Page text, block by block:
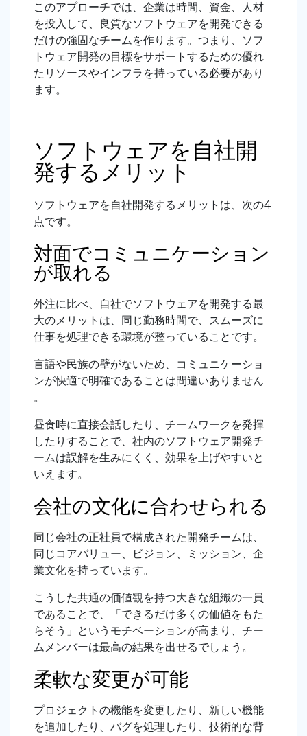
このアプローチでは、企業は時間、資金、人材
を投入して、良質なソフトウェアを開発できる
だけの強固なチームを作ります。つまり、ソフ
トウェア開発の目標をサポートするための優れ
たリソースやインフラを持っている必要があり
ます。
ソフトウェアを自社開
発するメリット
ソフトウェアを自社開発するメリットは、次の4
点です。
対面でコミュニケーション
が取れる
外注に比べ、自社でソフトウェアを開発する最
大のメリットは、同じ勤務時間で、スムーズに
仕事を処理できる環境が整っていることです。
言語や民族の壁がないため、コミュニケーショ
ンが快適で明確であることは間違いありません
。
昼食時に直接会話したり、チームワークを発揮
したりすることで、社内のソフトウェア開発チ
ームは誤解を生みにくく、効果を上げやすいと
いえます。
会社の文化に合わせられる
同じ会社の正社員で構成された開発チームは、
同じコアバリュー、ビジョン、ミッション、企
業文化を持っています。
こうした共通の価値観を持つ大きな組織の一員
であることで、「できるだけ多くの価値をもた
らそう」というモチベーションが高まり、チー
ムメンバーは最高の結果を出せるでしょう。
柔軟な変更が可能
プロジェクトの機能を変更したり、新しい機能
を追加したり、バグを処理したり、技術的な背